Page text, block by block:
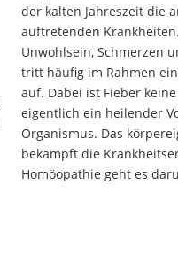
der kalten Jahreszeit die
auftretenden
Unwohlsein, Schmerzen
tritt häufig im Rahmen
auf. Dabei ist Fieber
eigentlich ein heilender
Organismus. Das
bekämpft die
Homöopathie geht es